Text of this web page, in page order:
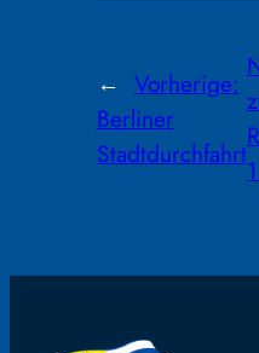
← Vorherige:
Berliner
Stadtdurchfahrt